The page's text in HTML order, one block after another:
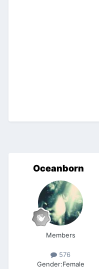
Oceanborn
Members
576
Gender:Female